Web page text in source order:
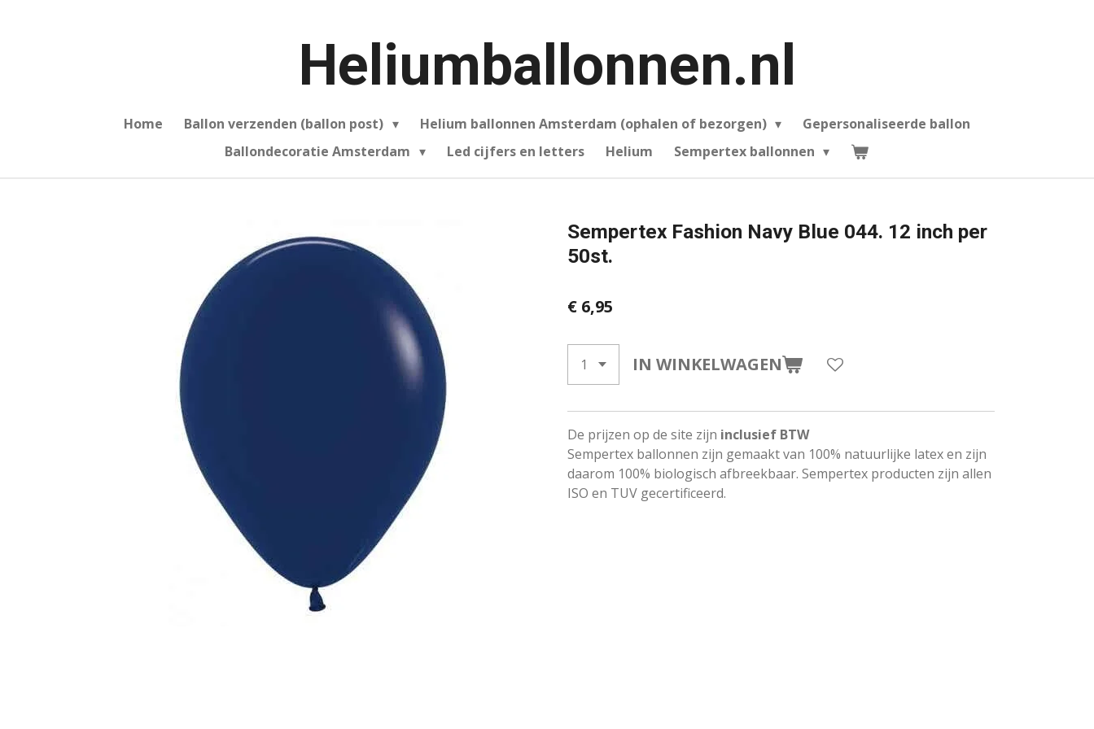
Heliumballonnen.nl
Home Ballon verzenden (ballon post) Helium ballonnen Amsterdam (ophalen of bezorgen)
Gepersonaliseerde ballon
Ballondecoratie Amsterdam
Led cijfers en letters Helium Sempertex ballonnen
Sempertex Fashion Navy Blue 044. 12 inch per
50st.
€ 6,95
IN WINKELWAGEN
De prijzen op de site zijn inclusief BTW
Sempertex ballonnen zijn gemaakt van 100% natuurlijke latex en zijn
daarom 100% biologisch afbreekbaar. Sempertex producten zijn allen
ISO en TUV gecertificeerd.